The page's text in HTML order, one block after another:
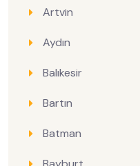
Artvin
Aydın
Balıkesir
Bartın
Batman